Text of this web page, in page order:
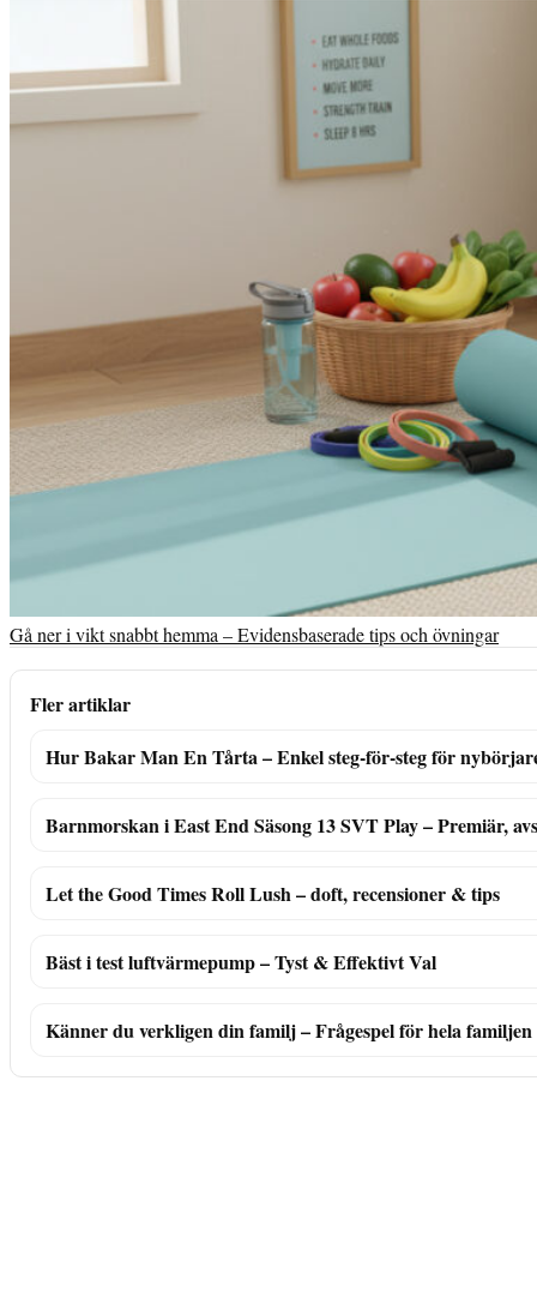
Gå ner i vikt snabbt hemma – Evidensbaserade tips och övningar
Fler artiklar
Hur Bakar Man En Tårta – Enkel steg-för-steg för
Barnmorskan i East End Säsong 13 SVT Play – Premiär,
Let the Good Times Roll Lush – doft, recensioner & tips
Bäst i test luftvärmepump – Tyst & Effektivt Val
Känner du verkligen din familj – Frågespel för hela familjen